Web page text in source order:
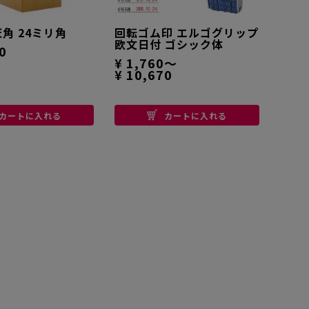
24ミリ角
ートに入れる
回転ゴム印 エルゴグリップ
欧文日付 ゴシック体
¥ 1,760～
¥ 10,670
カートに入れる